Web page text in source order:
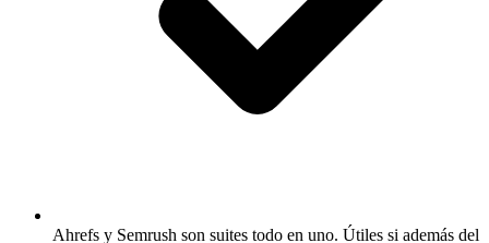
Ahrefs y Semrush son suites todo en uno. Útiles si además del